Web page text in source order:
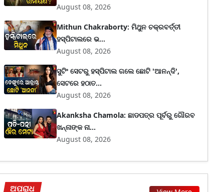
August 08, 2026
Mithun Chakraborty: ମିଥୁନ ଚକ୍ରବର୍ତ୍ତୀ
ହସ୍ପିଟାଲରେ ଭ...
August 08, 2026
ସୁଟିଂ ସେଟରୁ ହସ୍ପିଟାଲ ଗଲେ ଛୋଟି 'ଆନନ୍ଦି',
ସେଟରେ ହଠାତ...
August 08, 2026
Akanksha Chamola: ଛାଡପତ୍ର ପୂର୍ବରୁ ଗୌରବ
ଖନ୍ନାଙ୍କ ନା...
August 08, 2026
ଅପରାଧ